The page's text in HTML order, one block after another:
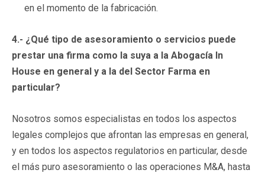
en el momento de la fabricación.
4.- ¿Qué tipo de asesoramiento o servicios puede
prestar una firma como la suya a la Abogacía In
House en general y a la del Sector Farma en
particular?
Nosotros somos especialistas en todos los aspectos
legales complejos que afrontan las empresas en general,
y en todos los aspectos regulatorios en particular, desde
el más puro asesoramiento o las operaciones M&A, hasta